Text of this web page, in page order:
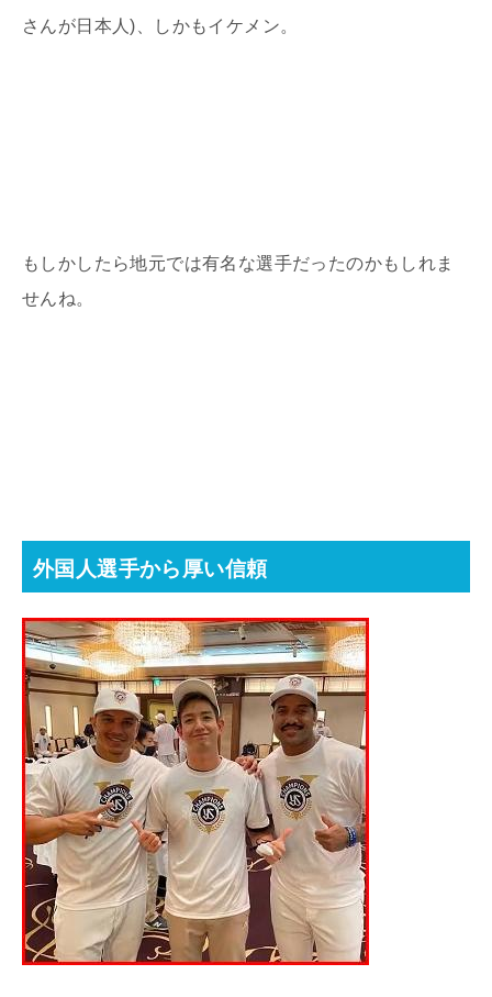
さんが日本人) 、しかもイケメン。
もしかしたら地元では有名な選手だったのかもしれま
せんね。
外国人選手から厚い信頼